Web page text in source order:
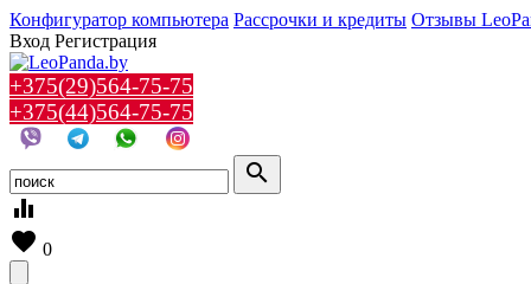
Конфигуратор компьютера Рассрочки и кредиты Отзывы
Вход Регистрация
+375(29)564-75-75
+375(44)564-75-75
search
equalizer
favorite 0